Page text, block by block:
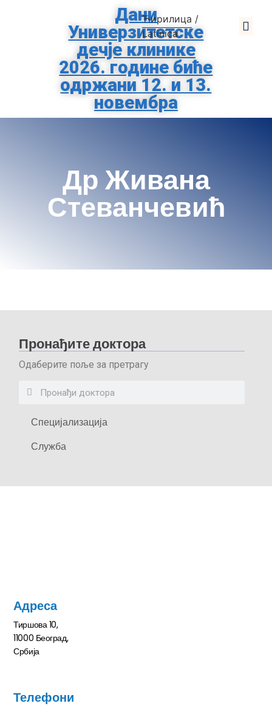
Ћирилица /
Latinica
Дани
Универзитетске
дечје клинике
2026. године биће
одржани 12. и 13.
новембра
Др Живана
Стеванчевић
Пронађите доктора
Одаберите поље за претрагу
Специјализација
Служба
Адреса
Тиршова 10,
11000 Београд,
Србија
Телефони